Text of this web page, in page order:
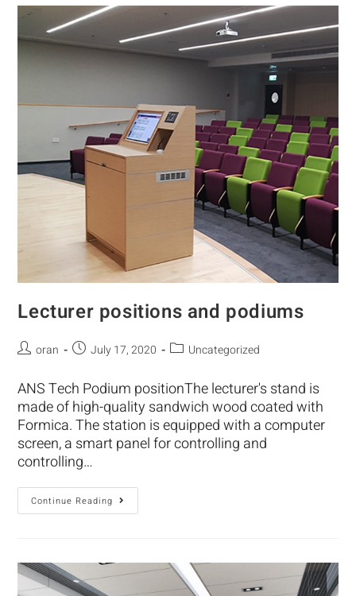
Lecturer positions and podiums
oran July 17, 2020 Uncategorized
ANS Tech Podium positionThe lecturer's stand is
made of high-quality sandwich wood coated with
Formica. The station is equipped with a computer
screen, a smart panel for controlling and
controlling…
Continue Reading